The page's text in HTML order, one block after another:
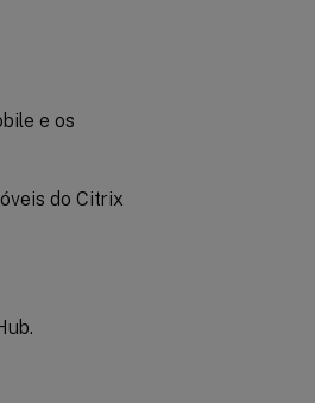
e os
do Citrix